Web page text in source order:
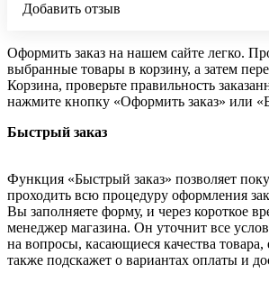
Добавить отзыв
Оформить заказ на нашем сайте легко.
выбранные товары в корзину, а затем
Корзина, проверьте правильность
нажмите кнопку «Оформить заказ» или
Быстрый заказ
Функция «Быстрый заказ» позволяет
проходить всю процедуру оформления
Вы заполняете форму, и через короткое
менеджер магазина. Он уточнит все
на вопросы, касающиеся качества товара,
также подскажет о вариантах оплаты и